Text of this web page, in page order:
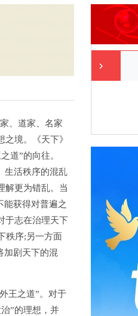
、道家、名家
境。《天下》
道”的向往。
生活秩序的混乱
解更为错乱。当
能获得对普遍之
于志在治理天下
秩序;另一方面
加剧天下的混
王之道”。对于
”的理想，并